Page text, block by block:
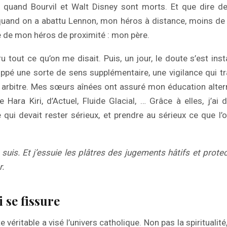
quand Bourvil et Walt Disney sont morts. Et que dire
on a abattu Lennon, mon héros à distance, moins
mon héros de proximité : mon père.
tout ce qu’on me disait. Puis, un jour, le doute s’est
une sorte de sens supplémentaire, une vigilance qui
Mes sœurs aînées ont assuré mon éducation
Hara Kiri, d’Actuel, Fluide Glacial, … Grâce à elles, j’ai
devait rester sérieux, et prendre au sérieux ce que
Et j’essuie les plâtres des jugements hâtifs et
se fissure
véritable a visé l’univers catholique. Non pas la